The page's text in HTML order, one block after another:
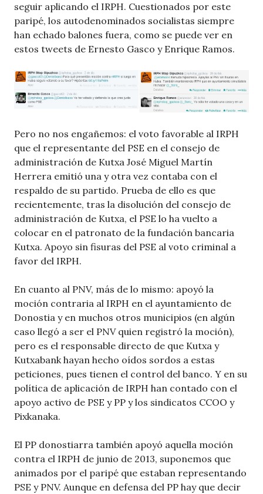
seguir aplicando el IRPH. Cuestionados por este
paripé, los autodenominados socialistas siempre
han echado balones fuera, como se puede ver en
estos tweets de Ernesto Gasco y Enrique Ramos.
Pero no nos engañemos: el voto favorable al IRPH
que el representante del PSE en el consejo de
administración de Kutxa José Miguel Martín
Herrera emitió una y otra vez contaba con el
respaldo de su partido. Prueba de ello es que
recientemente, tras la disolución del consejo de
administración de Kutxa, el PSE lo ha vuelto a
colocar en el patronato de la fundación bancaria
Kutxa. Apoyo sin fisuras del PSE al voto criminal a
favor del IRPH.
En cuanto al PNV, más de lo mismo: apoyó la
moción contraria al IRPH en el ayuntamiento de
Donostia y en muchos otros municipios (en algún
caso llegó a ser el PNV quien registró la moción),
pero es el responsable directo de que Kutxa y
Kutxabank hayan hecho oídos sordos a estas
peticiones, pues tienen el control del banco. Y en su
política de aplicación de IRPH han contado con el
apoyo activo de PSE y PP y los sindicatos CCOO y
Pixkanaka.
El PP donostiarra también apoyó aquella moción
contra el IRPH de junio de 2013, suponemos que
animados por el paripé que estaban representando
PSE y PNV. Aunque en defensa del PP hay que decir